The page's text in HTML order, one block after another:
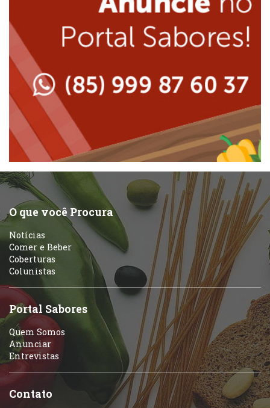
Japonesa e Oriental
Lanchonetes
Massas
Peixes e Frutos do Mar
Pizzarias
Portuguesa
Self-service
Sobremesas e sorvetes
Peixes e Frutos do Mar
Pizzarias
Portuguesa
Sobremesas e sorvetes
Variados
O que você Procura
Notícias
Comer e Beber
Coberturas
Colunistas
Portal Sabores
Quem Somos
Anunciar
Entrevistas
Contato